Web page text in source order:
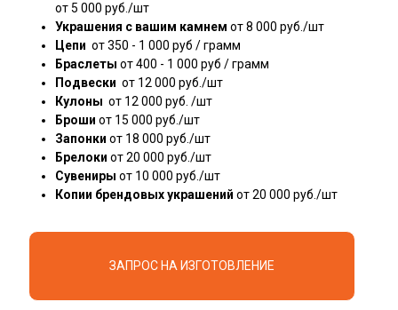
от 5 000 руб./шт
Украшения с вашим камнем от 8 000 руб./шт
Цепи от 350 - 1 000 руб / грамм
Браслеты от 400 - 1 000 руб / грамм
Подвески от 12 000 руб./шт
Кулоны от 12 000 руб. /шт
Броши от 15 000 руб./шт
Запонки от 18 000 руб./шт
Брелоки от 20 000 руб./шт
Сувениры от 10 000 руб./шт
Копии брендовых украшений от 20 000 руб./шт
ЗАПРОС НА ИЗГОТОВЛЕНИЕ